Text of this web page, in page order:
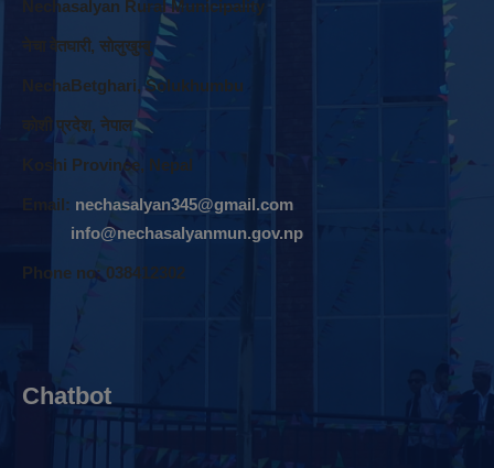
Nechasalyan Rural Municipality
नेचा वेतघारी, साेलुखुम्बु
NechaBetghari, Solukhumbu
काेशी प्रदेश, नेपाल
Koshi Province, Nepal
Email: nechasalyan345@gmail.com
info@nechasalyanmun.gov.np
Phone no: 038412302
Chatbot